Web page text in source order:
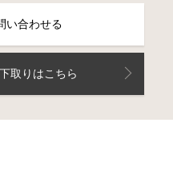
い合わせる
取りはこちら